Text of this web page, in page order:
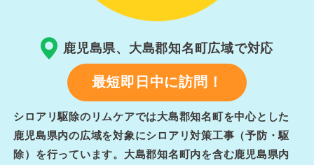
鹿児島県、大島郡知名町広域で対応
最短即日中に訪問！
シロアリ駆除のリムケアでは大島郡知名町を中心とした
鹿児島県内の広域を対象にシロアリ対策工事（予防・駆
除）を行っています。大島郡知名町内を含む鹿児島県内